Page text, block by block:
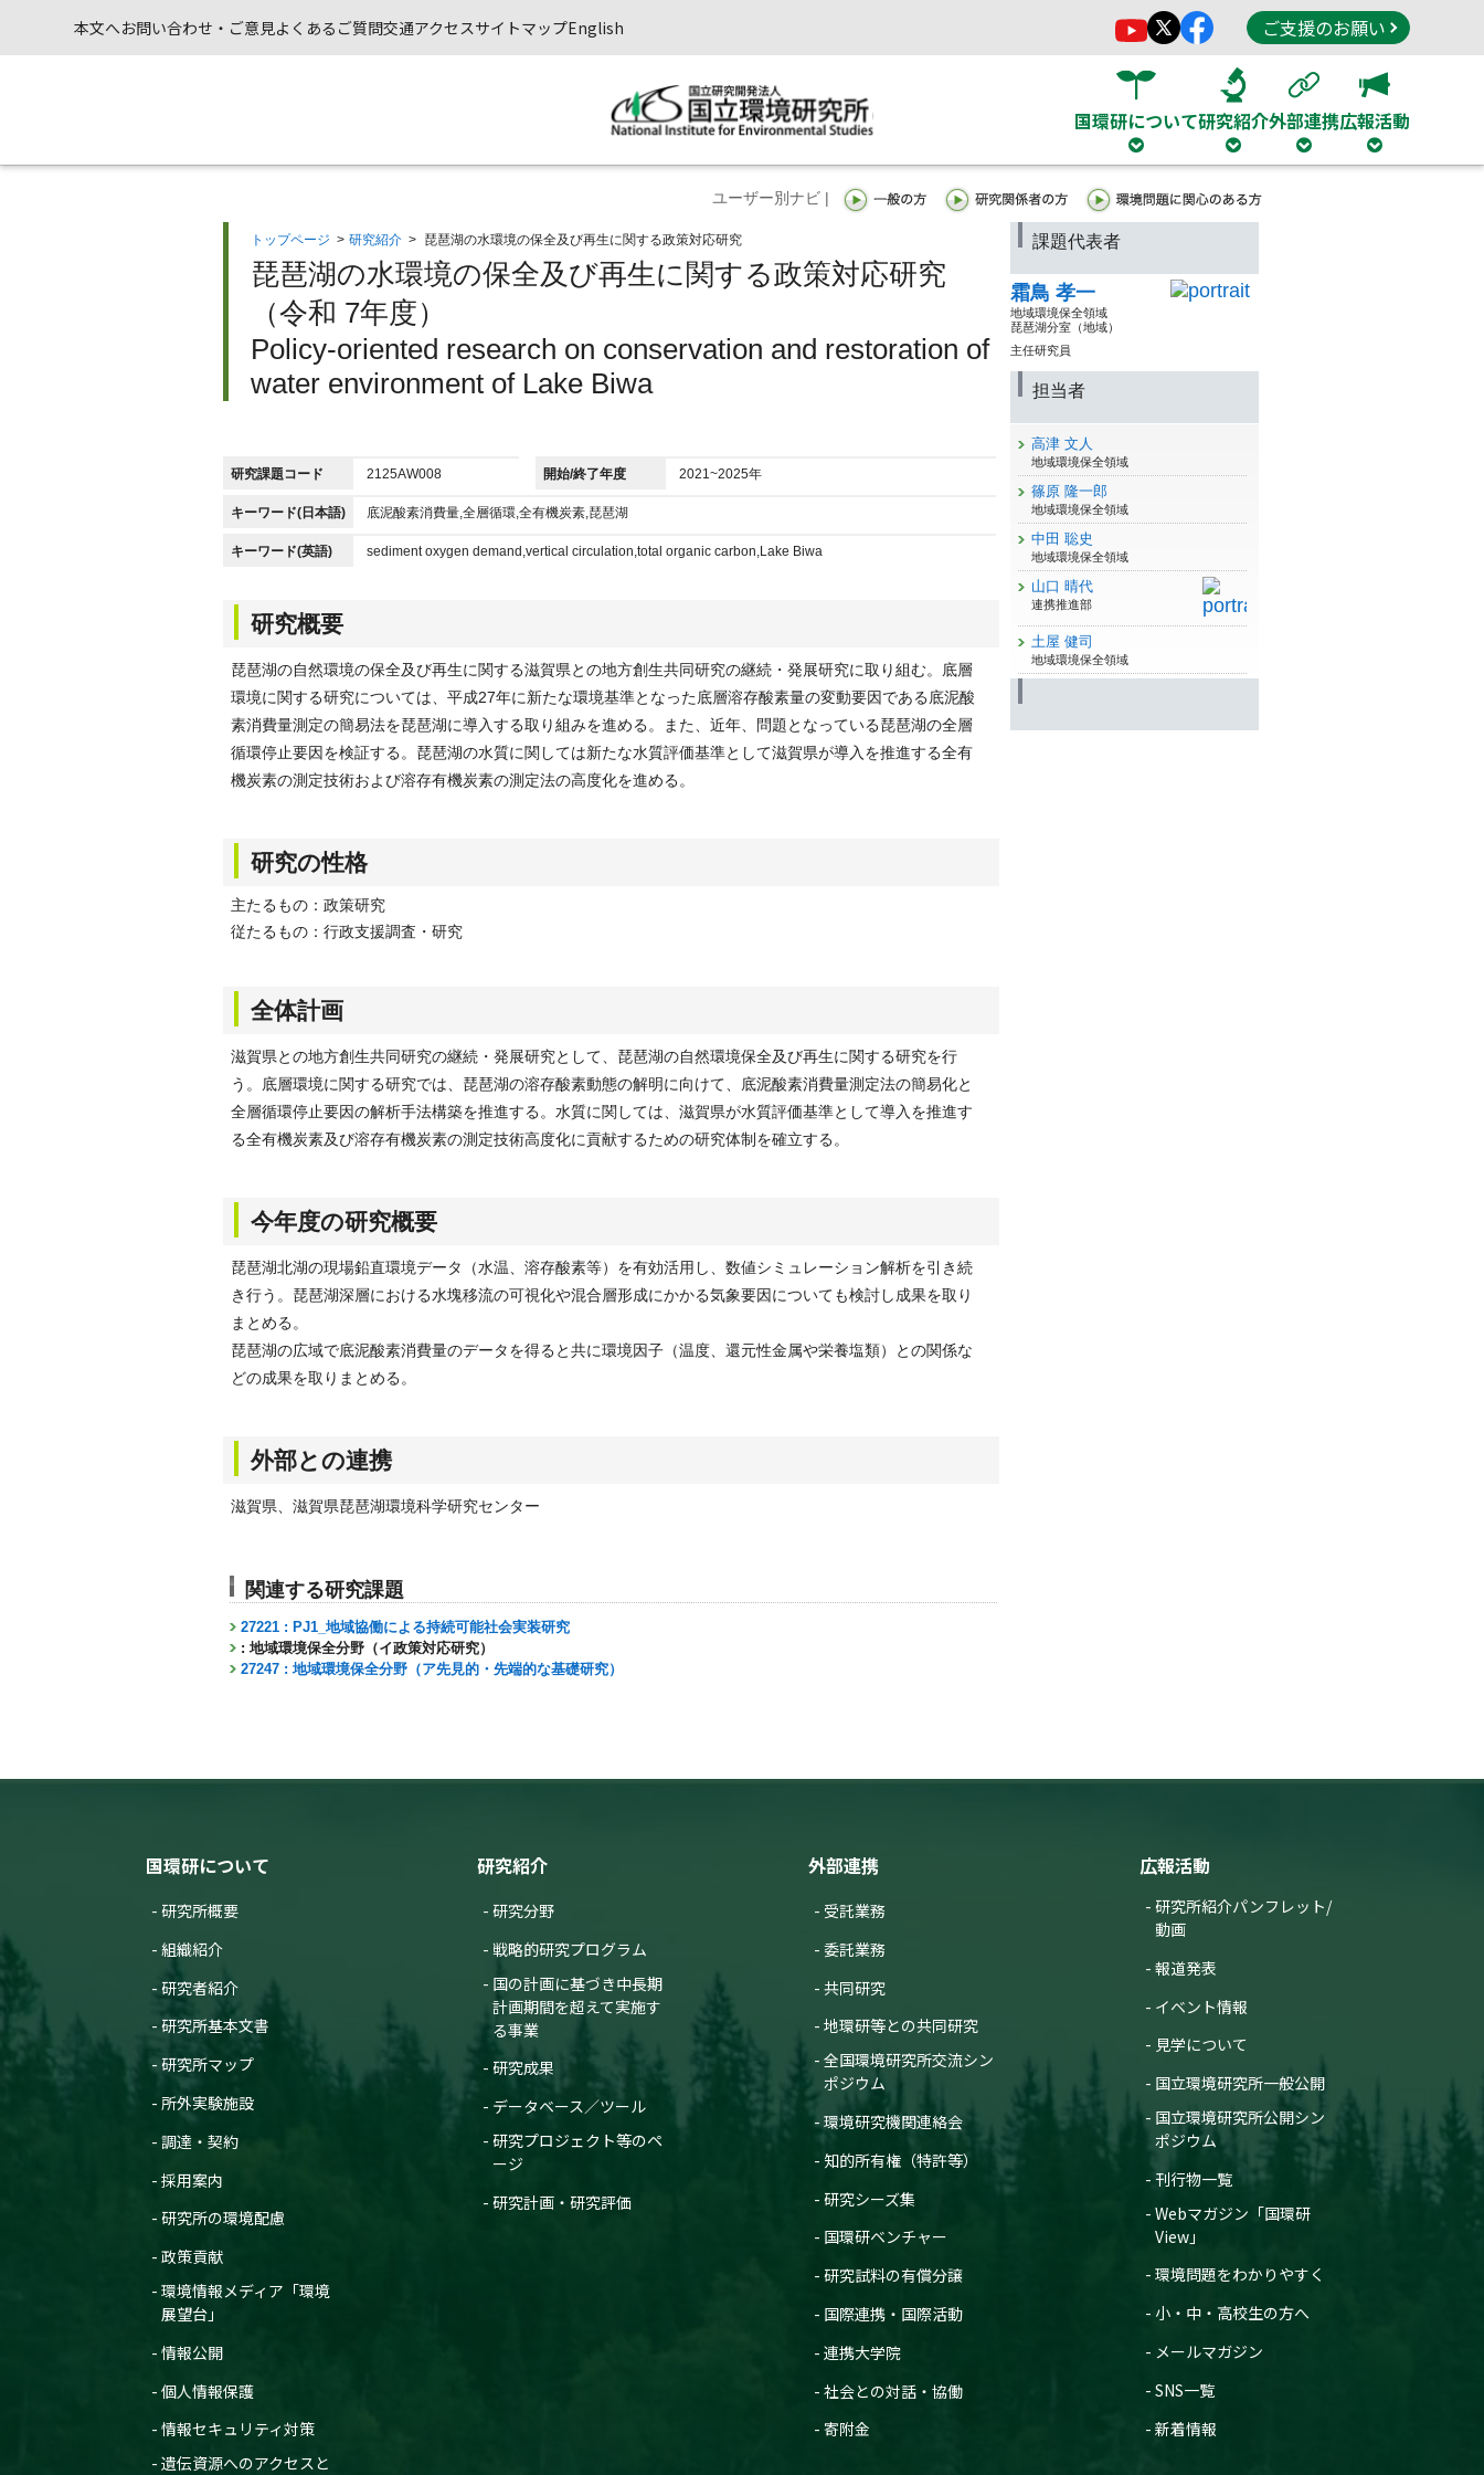
本文へお問い合わせ・ご意見よくあるご質問交通アクセスサイトマップEnglish ご支援のお願い
国環研について研究紹介外部連携広報活動
ユーザー別ナビ |
トップページ > 研究紹介 > 琵琶湖の水環境の保全及び再生に関する政策対応研究
琵琶湖の水環境の保全及び再生に関する政策対応研究
（令和 7年度）
Policy-oriented research on conservation and restoration of
water environment of Lake Biwa
研究課題コード 2125AW008 開始/終了年度 2021~2025年
キーワード(日本語) 底泥酸素消費量,全層循環,全有機炭素,琵琶湖
キーワード(英語) sediment oxygen demand,vertical circulation,total organic carbon,Lake Biwa
研究概要
琵琶湖の自然環境の保全及び再生に関する滋賀県との地方創生共同研究の継続・発展研究に取り組む。底層
環境に関する研究については、平成27年に新たな環境基準となった底層溶存酸素量の変動要因である底泥酸
素消費量測定の簡易法を琵琶湖に導入する取り組みを進める。また、近年、問題となっている琵琶湖の全層
循環停止要因を検証する。琵琶湖の水質に関しては新たな水質評価基準として滋賀県が導入を推進する全有
機炭素の測定技術および溶存有機炭素の測定法の高度化を進める。
研究の性格
主たるもの：政策研究
従たるもの：行政支援調査・研究
全体計画
滋賀県との地方創生共同研究の継続・発展研究として、琵琶湖の自然環境保全及び再生に関する研究を行
う。底層環境に関する研究では、琵琶湖の溶存酸素動態の解明に向けて、底泥酸素消費量測定法の簡易化と
全層循環停止要因の解析手法構築を推進する。水質に関しては、滋賀県が水質評価基準として導入を推進す
る全有機炭素及び溶存有機炭素の測定技術高度化に貢献するための研究体制を確立する。
今年度の研究概要
琵琶湖北湖の現場鉛直環境データ（水温、溶存酸素等）を有効活用し、数値シミュレーション解析を引き続
き行う。琵琶湖深層における水塊移流の可視化や混合層形成にかかる気象要因についても検討し成果を取り
まとめる。
琵琶湖の広域で底泥酸素消費量のデータを得ると共に環境因子（温度、還元性金属や栄養塩類）との関係な
どの成果を取りまとめる。
外部との連携
滋賀県、滋賀県琵琶湖環境科学研究センター
関連する研究課題
27221 : PJ1_地域協働による持続可能社会実装研究
: 地域環境保全分野（イ政策対応研究）
27247 : 地域環境保全分野（ア先見的・先端的な基礎研究）
課題代表者
霜鳥 孝一
地域環境保全領域
琵琶湖分室（地域）
主任研究員
担当者
高津 文人
地域環境保全領域
篠原 隆一郎
地域環境保全領域
中田 聡史
地域環境保全領域
山口 晴代
連携推進部
土屋 健司
地域環境保全領域
国環研について
研究所概要
組織紹介
研究者紹介
研究所基本文書
研究所マップ
所外実験施設
調達・契約
採用案内
研究所の環境配慮
政策貢献
環境情報メディア「環境
展望台」
情報公開
個人情報保護
情報セキュリティ対策
遺伝資源へのアクセスと
研究紹介
研究分野
戦略的研究プログラム
国の計画に基づき中長期
計画期間を超えて実施す
る事業
研究成果
データベース／ツール
研究プロジェクト等のペ
ージ
研究計画・研究評価
外部連携
受託業務
委託業務
共同研究
地環研等との共同研究
全国環境研究所交流シン
ポジウム
環境研究機関連絡会
知的所有権（特許等）
研究シーズ集
国環研ベンチャー
研究試料の有償分譲
国際連携・国際活動
連携大学院
社会との対話・協働
寄附金
広報活動
研究所紹介パンフレット/
動画
報道発表
イベント情報
見学について
国立環境研究所一般公開
国立環境研究所公開シン
ポジウム
刊行物一覧
Webマガジン「国環研
View」
環境問題をわかりやすく
小・中・高校生の方へ
メールマガジン
SNS一覧
新着情報